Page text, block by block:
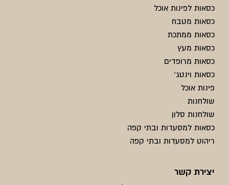
כסאות לפינות אוכל
כסאות מטבח
כסאות ממתכת
כסאות מעץ
כסאות מרופדים
כסאות וינטג'
פינות אוכל
שולחנות
שולחנות סלון
כסאות למסעדות ובתי קפה
ריהוט למסעדות ובתי קפה
יצירת קשר